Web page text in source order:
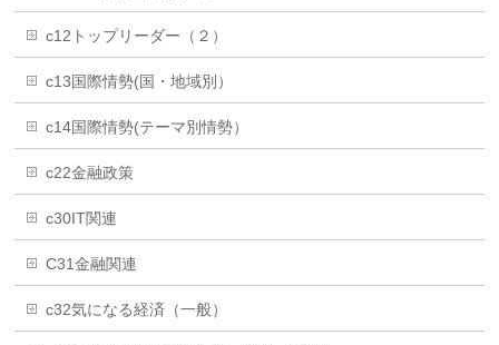
c12トップリーダー（２）
c13国際情勢(国・地域別）
c14国際情勢(テーマ別情勢）
c22金融政策
c30IT関連
C31金融関連
c32気になる経済（一般）